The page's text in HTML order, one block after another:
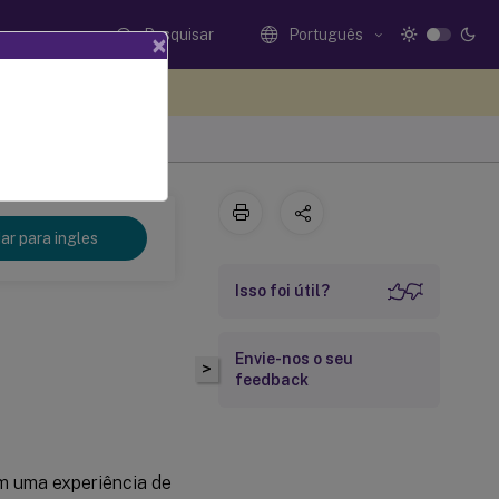
Pesquisar Português
para ingles
uma experiência de
>
Isso foi útil?
Envie-nos o seu
feedback
×